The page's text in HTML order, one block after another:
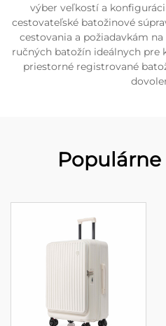
výber veľkostí a
cestovateľské batožinové
cestovania a požiadavkám
ručných batožín ideálnych pre
priestorné registrované